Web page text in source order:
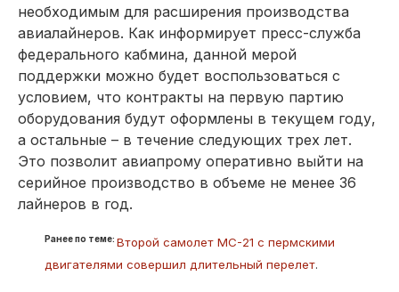
необходимым для расширения производства
авиалайнеров. Как информирует пресс-служба
федерального кабмина, данной мерой
поддержки можно будет воспользоваться с
условием, что контракты на первую партию
оборудования будут оформлены в текущем году,
а остальные – в течение следующих трех лет.
Это позволит авиапрому оперативно выйти на
серийное производство в объеме не менее 36
лайнеров в год.
Ранее по теме: Второй самолет МС-21 с пермскими
двигателями совершил длительный перелет.